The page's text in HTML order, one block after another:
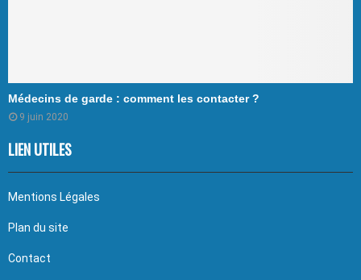
Médecins de garde : comment les contacter ?
9 juin 2020
LIEN UTILES
Mentions Légales
Plan du site
Contact